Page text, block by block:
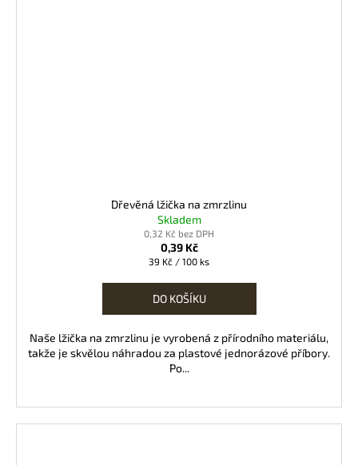
Dřevěná lžička na zmrzlinu
Skladem
0,32 Kč bez DPH
0,39 Kč
Měrná
39 Kč / 100 ks
DO KOŠÍKU
Naše lžička na zmrzlinu je vyrobená z přírodního materiálu,
takže je skvělou náhradou za plastové jednorázové příbory.
Po...